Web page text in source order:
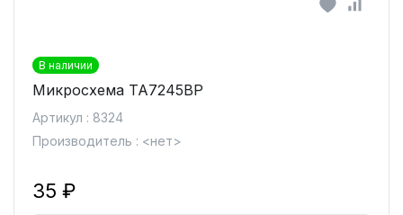
В наличии
Микросхема TA7245BP
Артикул : 8324
Производитель : <нет>
35 ₽